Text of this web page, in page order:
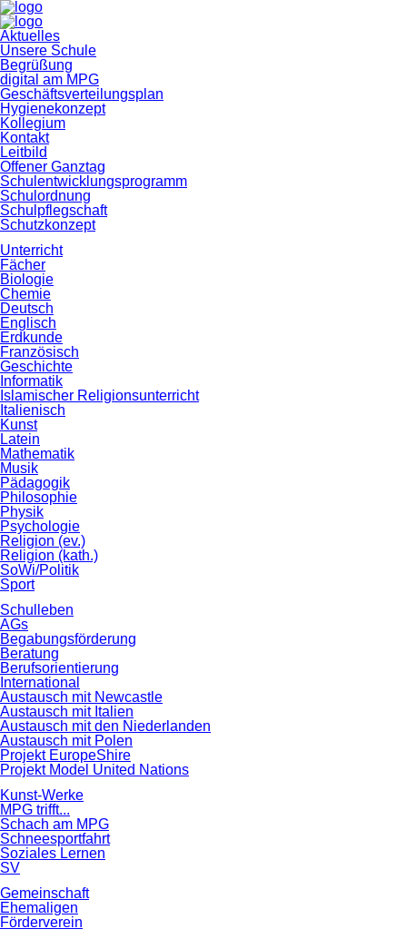
Navigation
überspringen
Aktuelles
Unsere Schule
Begrüßung
digital am MPG
Geschäftsverteilungsplan
Hygienekonzept
Kollegium
Kontakt
Leitbild
Offener Ganztag
Schulentwicklungsprogramm
Schulordnung
Schulpflegschaft
Schutzkonzept
Unterricht
Fächer
Biologie
Chemie
Deutsch
Englisch
Erdkunde
Französisch
Geschichte
Informatik
Islamischer Religionsunterricht
Italienisch
Kunst
Latein
Mathematik
Musik
Pädagogik
Philosophie
Physik
Psychologie
Religion (ev.)
Religion (kath.)
SoWi/Politik
Sport
Schulleben
AGs
Begabungsförderung
Beratung
Berufsorientierung
International
Austausch mit Newcastle
Austausch mit Italien
Austausch mit den Niederlanden
Austausch mit Polen
Projekt EuropeShire
Projekt Model United Nations
Kunst-Werke
MPG trifft...
Schach am MPG
Schneesportfahrt
Soziales Lernen
SV
Gemeinschaft
Ehemaligen
Förderverein